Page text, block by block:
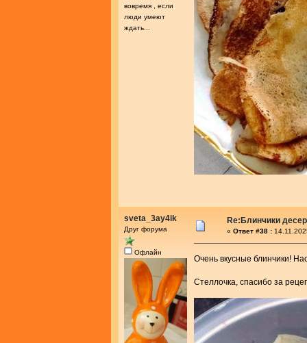
вовремя , если
люди умеют
ждать...
sveta_3ay4ik
Друг форума
Офлайн
Re:Блинчики
« Ответ #38 :
Очень вкусные блинчики!
Стеллочка, спасибо за